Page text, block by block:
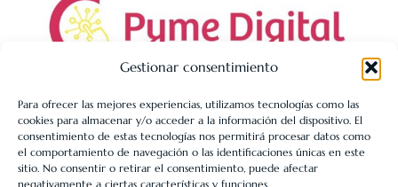
Gestionar consentimiento
Para ofrecer las mejores experiencias, utilizamos tecnologías como las
cookies para almacenar y/o acceder a la información del dispositivo. El
consentimiento de estas tecnologías nos permitirá procesar datos como
el comportamiento de navegación o las identificaciones únicas en este
sitio. No consentir o retirar el consentimiento, puede afectar
negativamente a ciertas características y funciones.
LIBRERÍA UNIVERSITARIA LEÓN 1980 SLL ha sido beneficiaria
de Fondos Europeos, cuyo objetivo es la mejora de la
competitividad de las PYMES, y gracias al cual ha puesto en